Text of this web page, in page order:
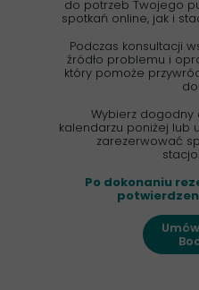
do potrzeb Twojego
spotkań online, jak i
Podczas konsultacji
źródło problemu i
który pomoże
Wybierz
kalendarzu poniżej lub
zarezerwować
Po dokonaniu